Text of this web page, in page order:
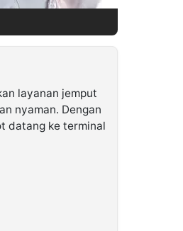
layanan jemput
nyaman. Dengan
datang ke terminal